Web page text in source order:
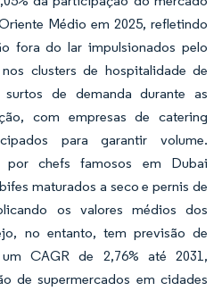
Médio em 2025, refletindo
fora do lar impulsionados pelo
clusters de hospitalidade de
de demanda durante as
com empresas de catering
para garantir volume.
por chefs famosos em Dubai
maturados a seco e pernis de
os valores médios dos
no entanto, tem previsão de
CAGR de 2,76% até 2031,
de supermercados em cidades